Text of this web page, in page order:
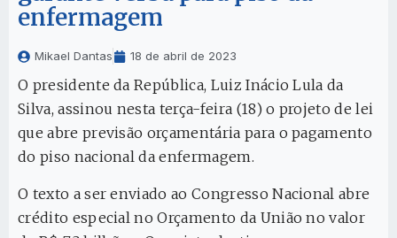
enfermagem
Mikael Dantas 18 de abril de 2023
O presidente da República, Luiz Inácio Lula da
Silva, assinou nesta terça-feira (18) o projeto de lei
que abre previsão orçamentária para o pagamento
do piso nacional da enfermagem.
O texto a ser enviado ao Congresso Nacional abre
crédito especial no Orçamento da União no valor